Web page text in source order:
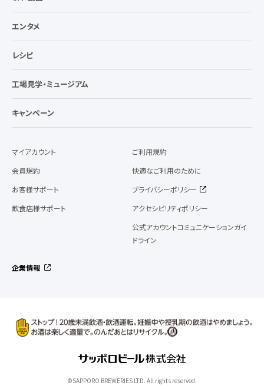
エンタメ
レシピ
工場見学・ミュージアム
キャンペーン
マイアカウント
会員規約
お客様サポート
飲食店様サポート
ご利用規約
快適なご利用のために
プライバシーポリシー
アクセシビリティポリシー
公式アカウントコミュニケーションガイ
ドライン
企業情報
©SAPPORO BREWERIES LTD. All rights reserved.